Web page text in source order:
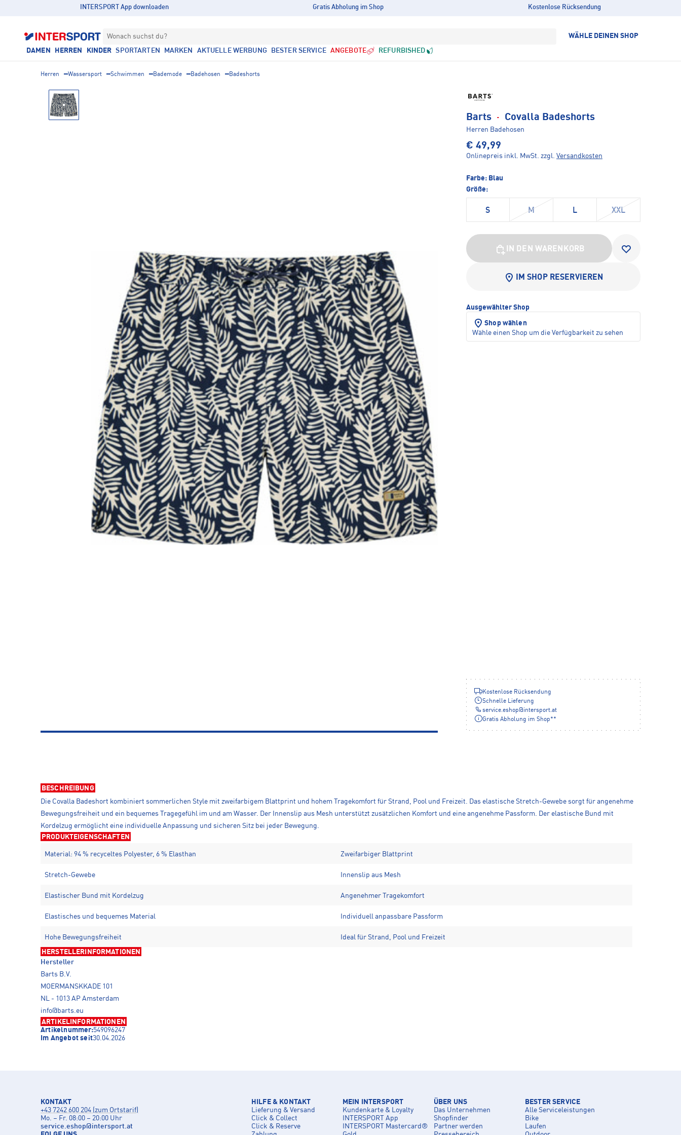
INTERSPORT App downloaden Gratis Abholung im Shop Kostenlose Rücksendung
Wonach suchst du? WÄHLE DEINEN SHOP
DAMEN HERREN KINDER SPORTARTEN MARKEN AKTUELLE WERBUNG BESTER SERVICE ANGEBOTE REFURBISHED
Herren Wassersport Schwimmen Bademode Badehosen Badeshorts
Barts · Covalla Badeshorts
Herren Badehosen
€ 49,99
Onlinepreis inkl. MwSt. zzgl. Versandkosten
Farbe: Blau
Größe:
S M L XXL
IN DEN WARENKORB
IM SHOP RESERVIEREN
Ausgewählter Shop
Shop wählen
Wähle einen Shop um die Verfügbarkeit zu sehen
Kostenlose Rücksendung
Schnelle Lieferung
service.eshop@intersport.at
Gratis Abholung im Shop**
BESCHREIBUNG
Die Covalla Badeshort kombiniert sommerlichen Style mit zweifarbigem Blattprint und hohem Tragekomfort für Strand, Pool und Freizeit. Das elastische Stretch-Gewebe sorgt für angenehme
Bewegungsfreiheit und ein bequemes Tragegefühl im und am Wasser. Der Innenslip aus Mesh unterstützt zusätzlichen Komfort und eine angenehme Passform. Der elastische Bund mit
Kordelzug ermöglicht eine individuelle Anpassung und sicheren Sitz bei jeder Bewegung.
PRODUKTEIGENSCHAFTEN
Material: 94 % recyceltes Polyester, 6 % Elasthan Zweifarbiger Blattprint
Stretch-Gewebe Innenslip aus Mesh
Elastischer Bund mit Kordelzug Angenehmer Tragekomfort
Elastisches und bequemes Material Individuell anpassbare Passform
Hohe Bewegungsfreiheit Ideal für Strand, Pool und Freizeit
HERSTELLERINFORMATIONEN
Hersteller
Barts B.V.
MOERMANSKKADE 101
NL - 1013 AP Amsterdam
info@barts.eu
ARTIKELINFORMATIONEN
Artikelnummer:549096247
Im Angebot seit30.04.2026
KONTAKT
+43 7242 600 204 (zum Ortstarif)
Mo. – Fr. 08:00 – 20:00 Uhr
service.eshop@intersport.at
HILFE & KONTAKT
Lieferung & Versand
Click & Collect
Click & Reserve
MEIN INTERSPORT
Kundenkarte & Loyalty
INTERSPORT App
INTERSPORT Mastercard®
ÜBER UNS
Das Unternehmen
Shopfinder
Partner werden
BESTER SERVICE
Alle Serviceleistungen
Bike
Laufen